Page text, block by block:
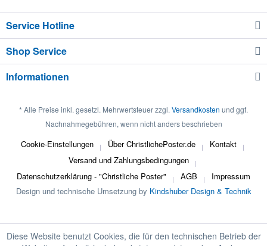
Service Hotline
Shop Service
Informationen
* Alle Preise inkl. gesetzl. Mehrwertsteuer zzgl. Versandkosten und ggf.
Nachnahmegebühren, wenn nicht anders beschrieben
Cookie-Einstellungen Über ChristlichePoster.de
Kontakt
Versand und Zahlungsbedingungen
Datenschutzerklärung - "Christliche Poster"
AGB
Impressum
Design und technische Umsetzung by Kindshuber Design & Technik
Diese Website benutzt Cookies, die für den technischen Betrieb der